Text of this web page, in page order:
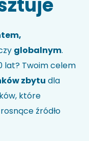
globalnym.
lat? Twoim celem
zbytu dla
które
źródło